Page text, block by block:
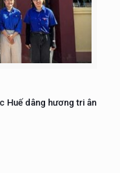
Huế dâng hương tri ân